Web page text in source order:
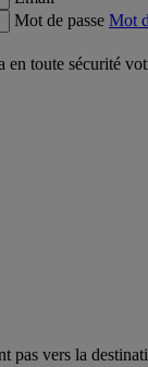
Mot de passe Mot
toute sécurité
pas vers la